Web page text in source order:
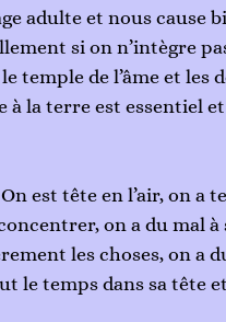
adulte et nous cause
si on n’intègre
temple de l’âme et les
à la terre est essentiel
est tête en l’air, on a
on a du mal
les choses, on a
le temps dans sa tête